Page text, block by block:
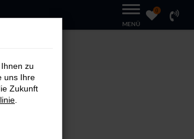
MENÜ
0
zu
uns Ihre
Zukunft